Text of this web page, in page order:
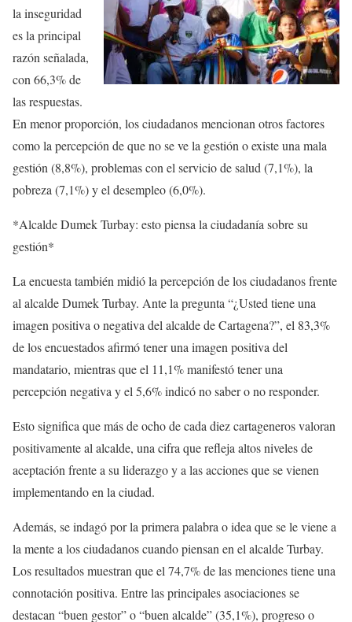
la inseguridad
es la principal
razón señalada,
con 66,3% de
las respuestas.
En menor proporción, los ciudadanos mencionan otros factores
como la percepción de que no se ve la gestión o existe una mala
gestión (8,8%), problemas con el servicio de salud (7,1%), la
pobreza (7,1%) y el desempleo (6,0%).
*Alcalde Dumek Turbay: esto piensa la ciudadanía sobre su
gestión*
La encuesta también midió la percepción de los ciudadanos frente
al alcalde Dumek Turbay. Ante la pregunta “¿Usted tiene una
imagen positiva o negativa del alcalde de Cartagena?”, el 83,3%
de los encuestados afirmó tener una imagen positiva del
mandatario, mientras que el 11,1% manifestó tener una
percepción negativa y el 5,6% indicó no saber o no responder.
Esto significa que más de ocho de cada diez cartageneros valoran
positivamente al alcalde, una cifra que refleja altos niveles de
aceptación frente a su liderazgo y a las acciones que se vienen
implementando en la ciudad.
Además, se indagó por la primera palabra o idea que se le viene a
la mente a los ciudadanos cuando piensan en el alcalde Turbay.
Los resultados muestran que el 74,7% de las menciones tiene una
connotación positiva. Entre las principales asociaciones se
destacan “buen gestor” o “buen alcalde” (35,1%), progreso o